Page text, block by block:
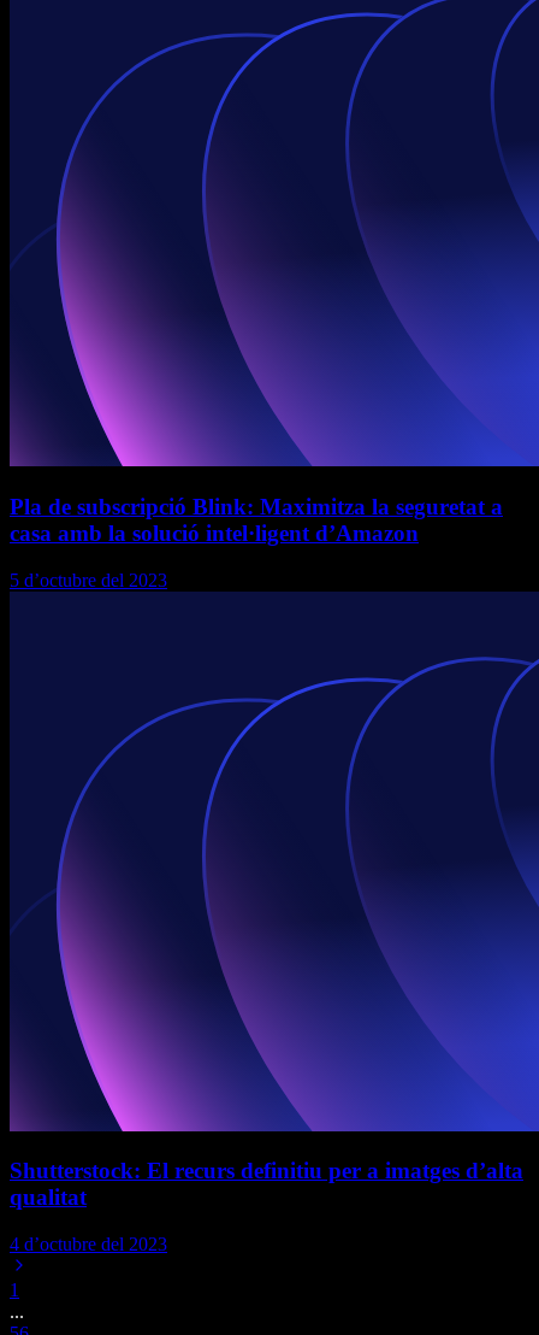
Pla de subscripció Blink: Maximitza la seguretat a
casa amb la solució intel·ligent d’Amazon
5 d’octubre del 2023
Shutterstock: El recurs definitiu per a imatges d’alta
qualitat
4 d’octubre del 2023
1
...